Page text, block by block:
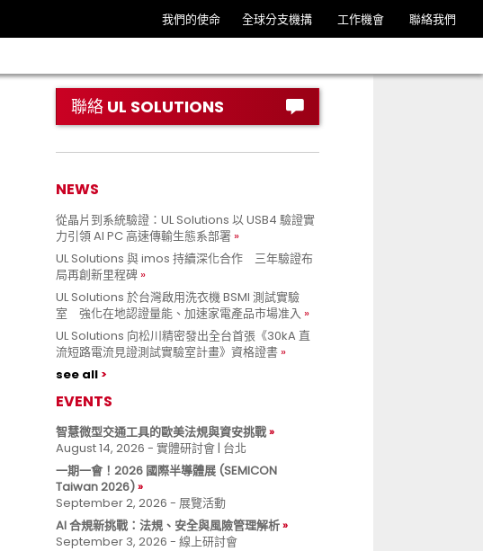
我們的使命 全球分支機搆 工作機會 聯絡我們
聯絡 UL SOLUTIONS
NEWS
從晶片到系統驗證：UL Solutions 以 USB4 驗證實
力引領 AI PC 高速傳輸生態系部署
UL Solutions 與 imos 持續深化合作 三年驗證布
局再創新里程碑
UL Solutions 於台灣啟用洗衣機 BSMI 測試實驗
室 強化在地認證量能、加速家電產品市場准入
UL Solutions 向松川精密發出全台首張《30kA 直
流短路電流見證測試實驗室計畫》資格證書
see all
EVENTS
智慧微型交通工具的歐美法規與資安挑戰
August 14, 2026 - 實體研討會 | 台北
一期一會！2026 國際半導體展 (SEMICON
Taiwan 2026)
September 2, 2026 - 展覽活動
AI 合規新挑戰：法規、安全與風險管理解析
September 3, 2026 - 線上研討會